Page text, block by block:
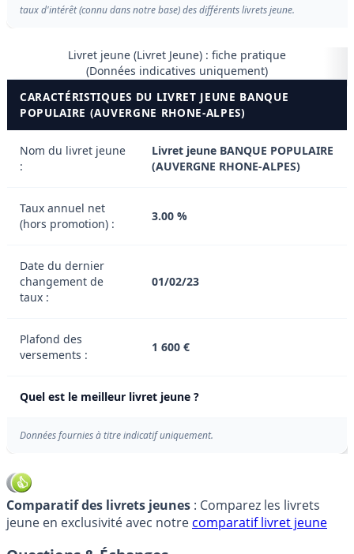
taux d'intérêt (connu dans notre base) des différents livrets jeune.
Livret jeune (Livret Jeune) : fiche pratique
(Données indicatives uniquement)
CARACTÉRISTIQUES DU LIVRET JEUNE BANQUE
POPULAIRE (AUVERGNE RHONE-ALPES)
Nom du livret jeune
:
Livret jeune BANQUE POPULAIRE
(AUVERGNE RHONE-ALPES)
Taux annuel net
(hors promotion) :
3.00 %
Date du dernier
changement de
taux :
01/02/23
Plafond des
versements :
1 600 €
Quel est le meilleur livret jeune ?
Données fournies à titre indicatif uniquement.
Comparatif des livrets jeunes : Comparez les livrets
jeune en exclusivité avec notre comparatif livret jeune